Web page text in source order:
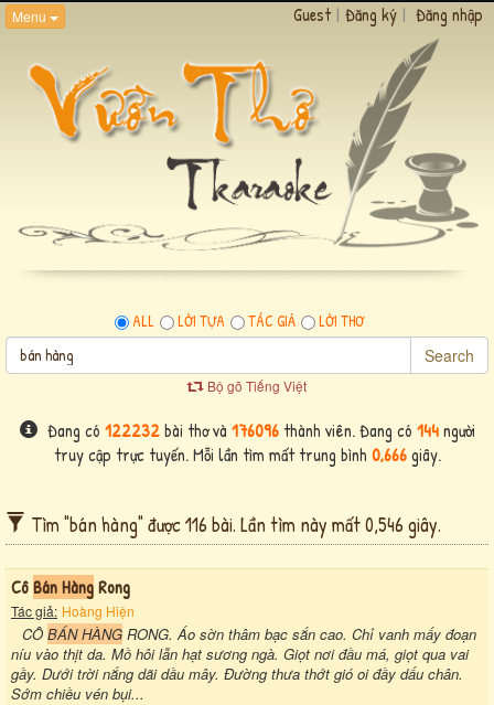
Menu Guest | Đăng ký | Đăng nhập
ALL LỜI TỰA TÁC GIẢ LỜI THƠ
Search
Bộ gõ Tiếng Việt
Đang có 122232bài thơ và 176096thành viên. Đang có 144người
truy cập trực tuyến. Mỗi lần tìm mất trung bình 0,666giây.
Tìm "bán hàng" được 116 bài. Lần tìm này mất 0,546 giây.
CôBán HàngRong
Tác giả: Hoàng Hiện
CÔ BÁN HÀNG RONG. Áo sờn thâm bạc sắn cao. Chỉ vanh mấy đoạn
níu vào thịt da. Mồ hôi lẫn hạt sương ngà. Giọt nơi đầu má, giọt qua vai
gầy. Dưới trời nắng dãi dầu mây. Đường thưa thớt gió oi đầy dấu chân.
Sớm chiều vén bụi...